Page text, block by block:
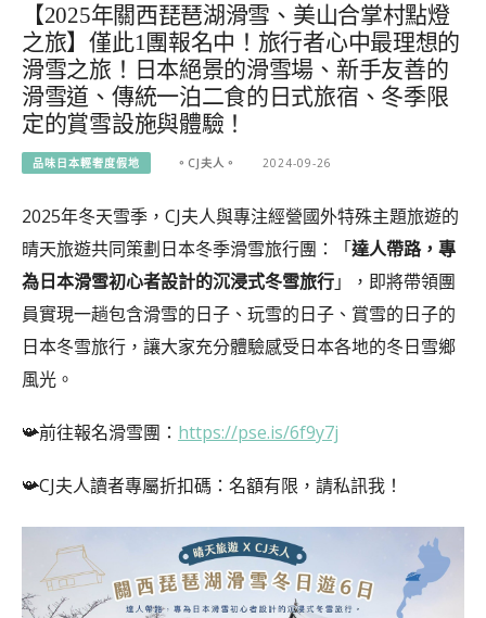
【2025年關西琵琶湖滑雪、美山合掌村點燈
之旅】僅此1團報名中！旅行者心中最理想的
滑雪之旅！日本絕景的滑雪場、新手友善的
滑雪道、傳統一泊二食的日式旅宿、冬季限
定的賞雪設施與體驗！
品味日本輕奢度假地 。CJ夫人。 2024-09-26
2025年冬天雪季，CJ夫人與專注經營國外特殊主題旅遊的
晴天旅遊共同策劃日本冬季滑雪旅行團：「達人帶路，專
為日本滑雪初心者設計的沉浸式冬雪旅行」，即將帶領團
員實現一趟包含滑雪的日子、玩雪的日子、賞雪的日子的
日本冬雪旅行，讓大家充分體驗感受日本各地的冬日雪鄉
風光。
📯前往報名滑雪團： https://pse.is/6f9y7j
📯CJ夫人讀者專屬折扣碼：名額有限，請私訊我！